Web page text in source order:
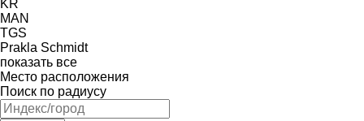
KR
MAN
TGS
Prakla Schmidt
показать все
Место расположения
Поиск по радиусу